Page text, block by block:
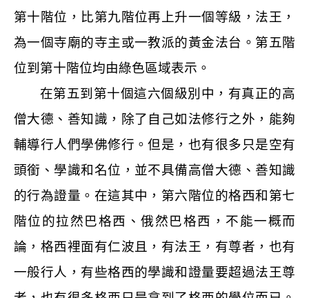
第十階位，比第九階位再上升一個等級，法王，
為一個寺廟的寺主或一教派的黃金法台。第五階
位到第十階位均由綠色區域表示。
在第五到第十個這六個級別中，有真正的高
僧大德、善知識，除了自己如法修行之外，能夠
輔導行人們學佛修行。但是，也有很多只是空有
頭銜、學識和名位，並不具備高僧大德、善知識
的行為證量。在這其中，第六階位的格西和第七
階位的拉然巴格西、俄然巴格西，不能一概而
論，格西裡面有仁波且，有法王，有尊者，也有
一般行人，有些格西的學識和證量要超過法王尊